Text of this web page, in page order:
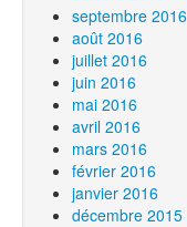
septembre 2016
août 2016
juillet 2016
juin 2016
mai 2016
avril 2016
mars 2016
février 2016
janvier 2016
décembre 2015